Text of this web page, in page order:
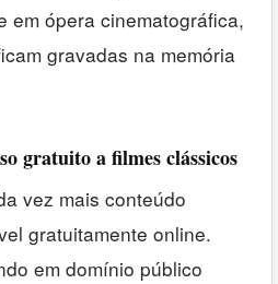
em ópera cinematográfica,
gravadas na memória
gratuito a filmes clássicos
vez mais conteúdo
gratuitamente online.
em domínio público